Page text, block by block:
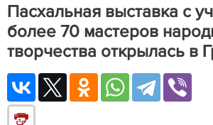
Пасхальная выставка с
более 70 мастеров
творчества открылась в